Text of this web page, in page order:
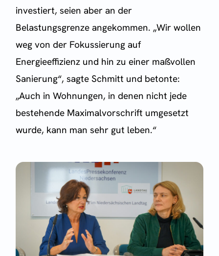
investiert, seien aber an der
Belastungsgrenze angekommen. „Wir wollen
weg von der Fokussierung auf
Energieeffizienz und hin zu einer maßvollen
Sanierung“, sagte Schmitt und betonte:
„Auch in Wohnungen, in denen nicht jede
bestehende Maximalvorschrift umgesetzt
wurde, kann man sehr gut leben.“